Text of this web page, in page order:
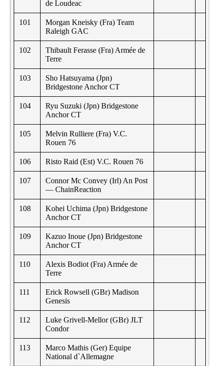
de Loudeac
101
Morgan Kneisky (Fra) Team
Raleigh GAC
102
Thibault Ferasse (Fra) Armée de
Terre
103
Sho Hatsuyama (Jpn)
Bridgestone Anchor CT
104
Ryu Suzuki (Jpn) Bridgestone
Anchor CT
105
Melvin Rulliere (Fra) V.C.
Rouen 76
106 Risto Raid (Est) V.C. Rouen 76
107
Connor Mc Convey (Irl) An Post
— ChainReaction
108
Kohei Uchima (Jpn) Bridgestone
Anchor CT
109
Kazuo Inoue (Jpn) Bridgestone
Anchor CT
110
Alexis Bodiot (Fra) Armée de
Terre
111
Erick Rowsell (GBr) Madison
Genesis
112
Luke Grivell-Mellor (GBr) JLT
Condor
113
Marco Mathis (Ger) Equipe
National d`Allemagne